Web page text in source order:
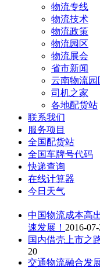
物流专线
物流技术
物流政策
物流园区
物流展会
省市新闻
云南物流园
司机之家
各地配货站
联系我们
服务项目
全国配货站
全国车牌号代码
快递查询
在线计算器
今日天气
中国物流成本高
速发展！ 2016-07-
国内借壳上市之
20
交通物流融合发